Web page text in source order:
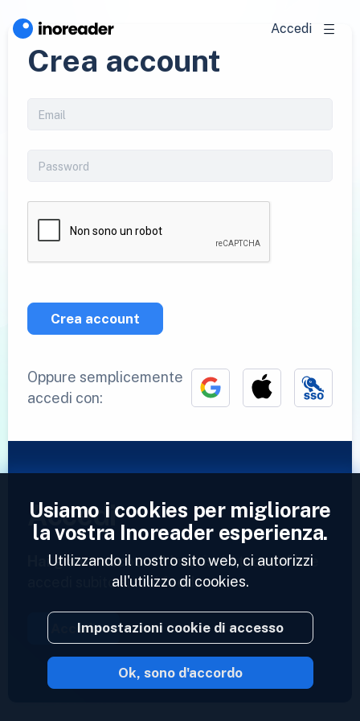
Accedi
Crea account
Crea account
Oppure semplicemente
accedi con:
Accedi
Hai già un account?Inserisci il tuo profilo e
accedi subito ai tuoi feed.
Accedi
2023 © Inoreader
Usiamo i cookies per migliorare
la vostra Inoreader esperienza.
Utilizzando il nostro sito web, ci autorizzi
all'utilizzo di cookies.
Impostazioni cookie di accesso
Ok, sono d'accordo